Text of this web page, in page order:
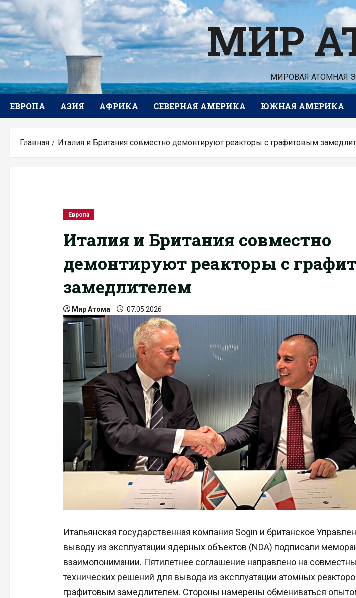
Перейти
к
содержимому
МИР
МИРОВАЯ АТОМНАЯ
ЕВРОПА АЗИЯ АФРИКА СЕВЕРНАЯ АМЕРИКА ЮЖНАЯ АМЕРИКА
Главная Италия и Британия совместно демонтируют реакторы с графитовым
Европа
Италия и Британия совместно
демонтируют реакторы с
замедлителем
Мир Атома 07.05.2026
Итальянская государственная компания Sogin и британское
выводу из эксплуатации ядерных объектов (NDA) подписали
взаимопонимании. Пятилетнее соглашение направлено на
технических решений для вывода из эксплуатации атомных
графитовым замедлителем. Стороны намерены обмениваться